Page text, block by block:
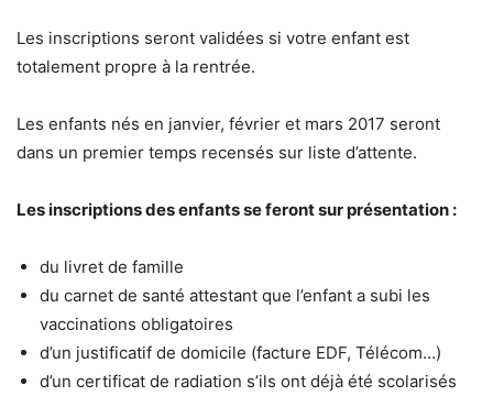
Les inscriptions seront validées si votre enfant est
totalement propre à la rentrée.
Les enfants nés en janvier, février et mars 2017 seront
dans un premier temps recensés sur liste d’attente.
Les inscriptions des enfants se feront sur présentation :
du livret de famille
du carnet de santé attestant que l’enfant a subi les
vaccinations obligatoires
d’un justificatif de domicile (facture EDF, Télécom…)
d’un certificat de radiation s’ils ont déjà été scolarisés